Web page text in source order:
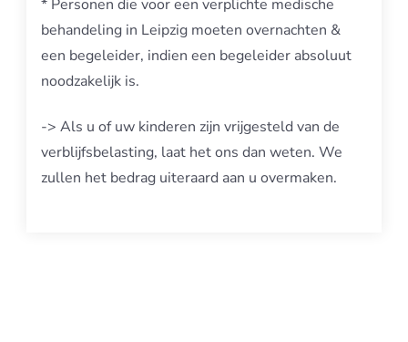
* Personen die voor een verplichte medische
behandeling in Leipzig moeten overnachten &
een begeleider, indien een begeleider absoluut
noodzakelijk is.
-> Als u of uw kinderen zijn vrijgesteld van de
verblijfsbelasting, laat het ons dan weten. We
zullen het bedrag uiteraard aan u overmaken.